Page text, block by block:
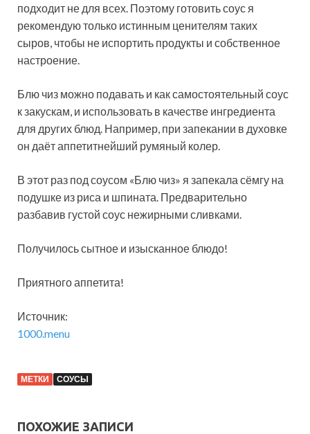
подходит не для всех. Поэтому готовить соус я
рекомендую только истинным ценителям таких
сыров, чтобы не испортить продукты и собственное
настроение.
Блю чиз можно подавать и как самостоятельный соус
к закускам, и использовать в качестве ингредиента
для других блюд. Например, при запекании в духовке
он даёт аппетитнейший румяный колер.
В этот раз под соусом «Блю чиз» я запекала сёмгу на
подушке из риса и шпината. Предварительно
разбавив густой соус нежирными сливками.
Получилось сытное и изысканное блюдо!
Приятного аппетита!
Источник:
1000.menu
МЕТКИ СОУСЫ
ПОХОЖИЕ ЗАПИСИ